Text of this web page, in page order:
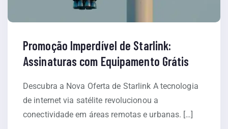
Promoção Imperdível de Starlink:
Assinaturas com Equipamento Grátis
Descubra a Nova Oferta de Starlink A tecnologia
de internet via satélite revolucionou a
conectividade em áreas remotas e urbanas. […]